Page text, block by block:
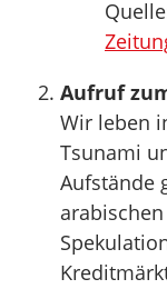
Aufruf
Wir leben
Tsunami
Aufstände